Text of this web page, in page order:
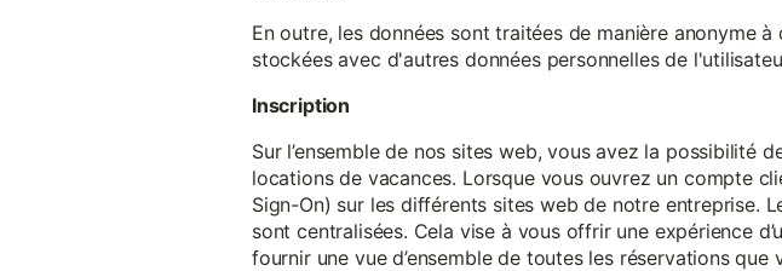
En outre, les données sont traitées de manière anonyme
stockées avec d'autres données personnelles de
Inscription
Sur l’ensemble de nos sites web, vous avez la possibilité
locations de vacances. Lorsque vous ouvrez un compte
Sign-On) sur les différents sites web de notre entreprise.
sont centralisées. Cela vise à vous offrir une expérience
fournir une vue d’ensemble de toutes les réservations